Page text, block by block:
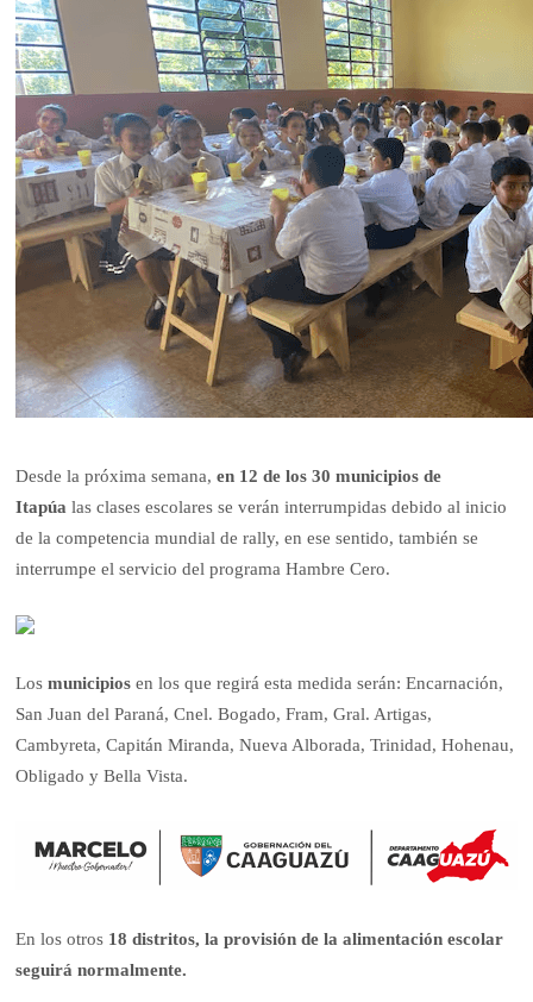
Desde la próxima semana,en 12 de los 30 municipios de
Itapúalas clases escolares se verán interrumpidas debido al inicio
de la competencia mundial de rally, en ese sentido, también se
interrumpe el servicio del programa Hambre Cero.
Losmunicipiosen los que regirá esta medida serán: Encarnación,
San Juan del Paraná, Cnel. Bogado, Fram, Gral. Artigas,
Cambyreta, Capitán Miranda, Nueva Alborada, Trinidad, Hohenau,
Obligado y Bella Vista.
En los otros 18 distritos, la provisión de la alimentación escolar
seguirá normalmente.